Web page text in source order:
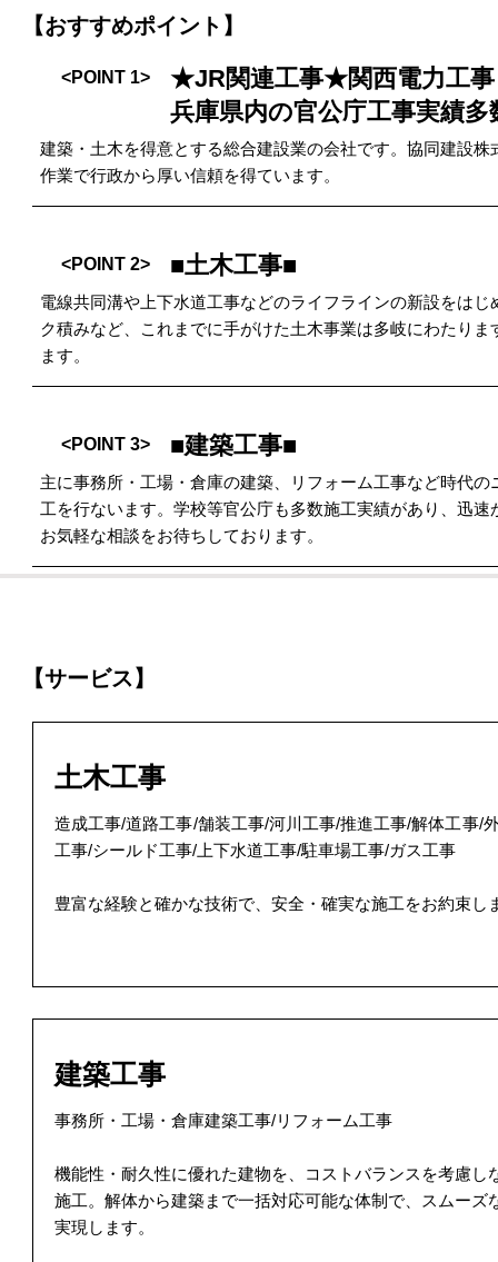
【おすすめポイント】
<POINT 1>
★JR関連工事★関西電力工事
兵庫県内の官公庁工事実績多
建築・土木を得意とする総合建設業の会社です。協同建設
作業で行政から厚い信頼を得ています。
<POINT 2> ■土木工事■
電線共同溝や上下水道工事などのライフラインの新設をは
ク積みなど、これまでに手がけた土木事業は多岐にわたり
ます。
<POINT 3> ■建築工事■
主に事務所・工場・倉庫の建築、リフォーム工事など時代
工を行ないます。学校等官公庁も多数施工実績があり、迅
お気軽な相談をお待ちしております。
【サービス】
土木工事
造成工事/道路工事/舗装工事/河川工事/推進工事/解体工事/
工事/シールド工事/上下水道工事/駐車場工事/ガス工事
豊富な経験と確かな技術で、安全・確実な施工をお約束し
建築工事
事務所・工場・倉庫建築工事/リフォーム工事
機能性・耐久性に優れた建物を、コストバランスを考慮し
施工。解体から建築まで一括対応可能な体制で、スムーズ
実現します。